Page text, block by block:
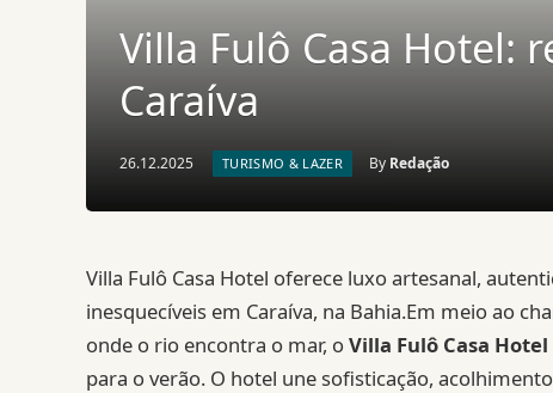
Villa Fulô Casa Hotel:
Caraíva
26.12.2025 TURISMO & LAZER By Redação
Villa Fulô Casa Hotel oferece luxo artesanal,
inesquecíveis em Caraíva, na Bahia.Em meio ao
onde o rio encontra o mar, o Villa Fulô Casa Hotel
para o verão. O hotel une sofisticação,